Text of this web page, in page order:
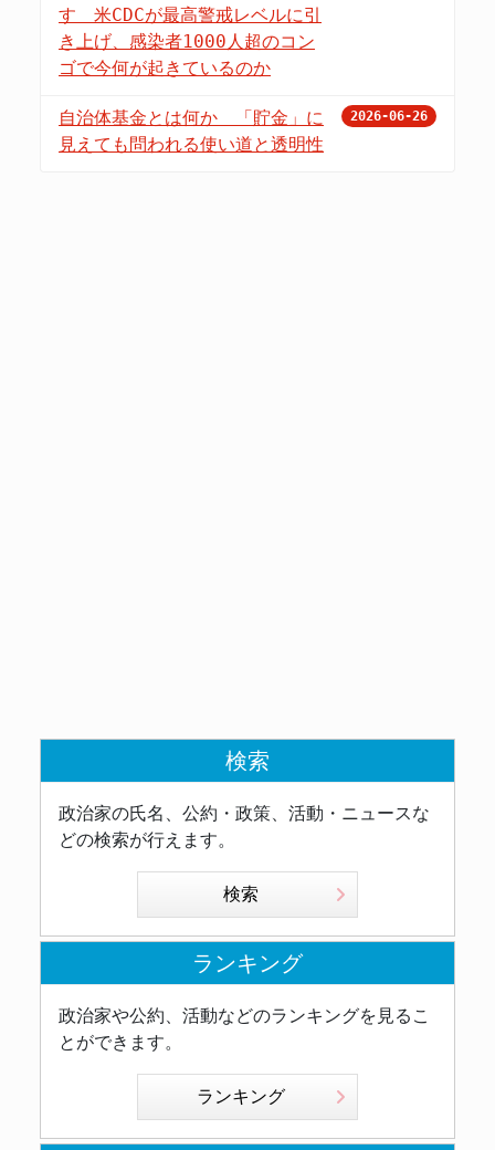
す 米CDCが最高警戒レベルに引
き上げ、感染者1000人超のコン
ゴで今何が起きているのか
自治体基金とは何か 「貯金」に
見えても問われる使い道と透明性
2026-06-26
検索
政治家の氏名、公約・政策、活動・ニュースな
どの検索が行えます。
検索
ランキング
政治家や公約、活動などのランキングを見るこ
とができます。
ランキング